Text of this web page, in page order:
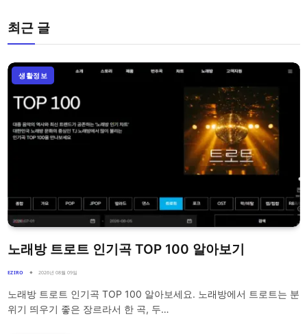
최근 글
생활정보
노래방 트로트 인기곡 TOP 100 알아보기
EZIRO 2026년 08월 09일
노래방 트로트 인기곡 TOP 100 알아보세요. 노래방에서 트로트는 분
위기 띄우기 좋은 장르라서 한 곡, 두…